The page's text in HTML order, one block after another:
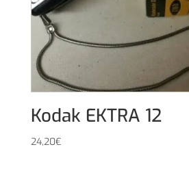
Kodak EKTRA 12
24,20€